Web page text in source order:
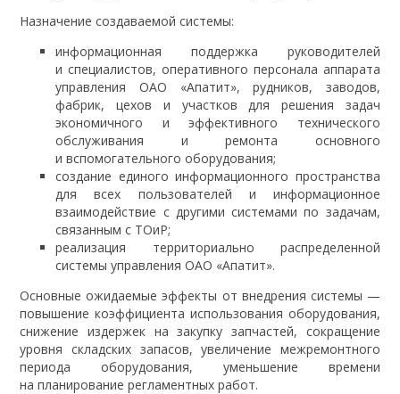
Назначение создаваемой системы:
информационная поддержка руководителей
и специалистов, оперативного персонала аппарата
управления ОАО «Апатит», рудников, заводов,
фабрик, цехов и участков для решения задач
экономичного и эффективного технического
обслуживания и ремонта основного
и вспомогательного оборудования;
создание единого информационного пространства
для всех пользователей и информационное
взаимодействие с другими системами по задачам,
связанным с ТОиР;
реализация территориально распределенной
системы управления ОАО «Апатит».
Основные ожидаемые эффекты от внедрения системы —
повышение коэффициента использования оборудования,
снижение издержек на закупку запчастей, сокращение
уровня складских запасов, увеличение межремонтного
периода оборудования, уменьшение времени
на планирование регламентных работ.